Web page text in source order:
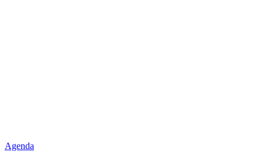
Agenda